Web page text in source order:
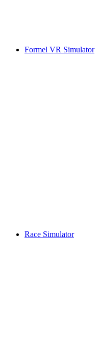
Formel VR Simulator
Race Simulator